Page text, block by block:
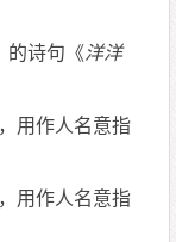
诗句《洋洋
，用作人名意指
用作人名意指